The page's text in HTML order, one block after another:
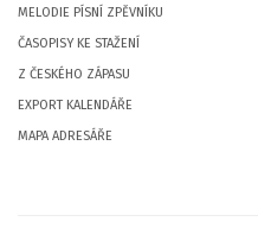
MELODIE PÍSNÍ ZPĚVNÍKU
ČASOPISY KE STAŽENÍ
Z ČESKÉHO ZÁPASU
EXPORT KALENDÁŘE
MAPA ADRESÁŘE